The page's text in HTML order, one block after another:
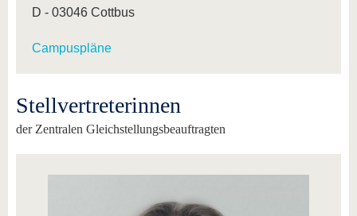
D - 03046 Cottbus
Campuspläne
Stellvertreterinnen
der Zentralen Gleichstellungsbeauftragten